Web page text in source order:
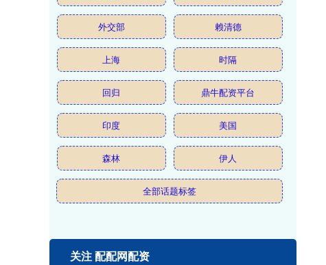
外交部 赖清德
上海 时隔
回归 鼎牛配资平台
印度 美国
森林 伊人
全部话题标签
关注 配配网配资